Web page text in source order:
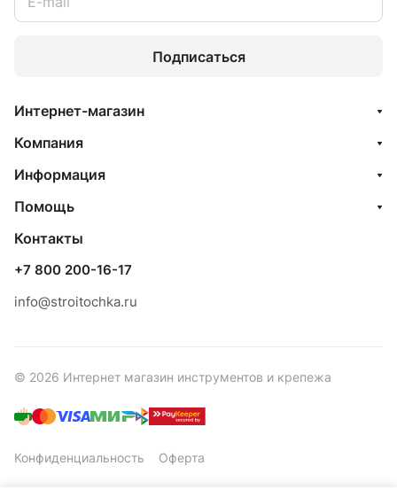
Подписаться
Интернет-магазин
Компания
Информация
Помощь
Контакты
+7 800 200-16-17
info@stroitochka.ru
© 2026 Интернет магазин инструментов и крепежа
Конфиденциальность Оферта